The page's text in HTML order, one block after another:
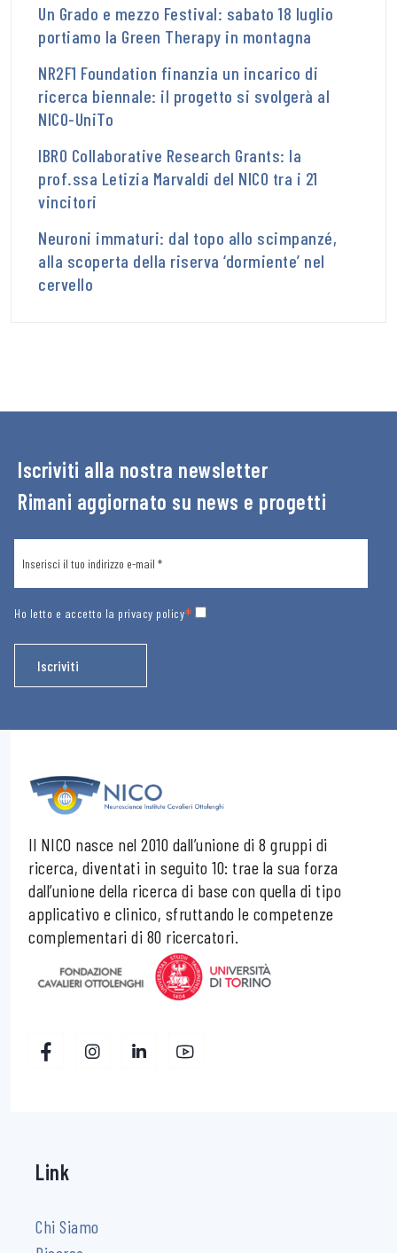
Un Grado e mezzo Festival: sabato 18 luglio
portiamo la Green Therapy in montagna
NR2F1 Foundation finanzia un incarico di
ricerca biennale: il progetto si svolgerà al
NICO-UniTo
IBRO Collaborative Research Grants: la
prof.ssa Letizia Marvaldi del NICO tra i 21
vincitori
Neuroni immaturi: dal topo allo scimpanzé,
alla scoperta della riserva ‘dormiente’ nel
cervello
Iscriviti alla nostra newsletter
Rimani aggiornato su news e progetti
Ho letto e accetto la privacy policy*
Il NICO nasce nel 2010 dall’unione di 8 gruppi di
ricerca, diventati in seguito 10: trae la sua forza
dall’unione della ricerca di base con quella di tipo
applicativo e clinico, sfruttando le competenze
complementari di 80 ricercatori.
Link
Chi Siamo